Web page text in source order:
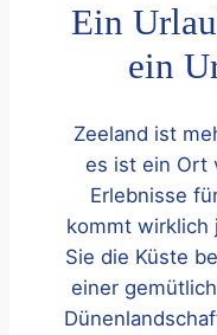
Ein
ein
Zeeland ist
es ist ein Ort
Erlebnisse
kommt wirklich
Sie die Küste
einer